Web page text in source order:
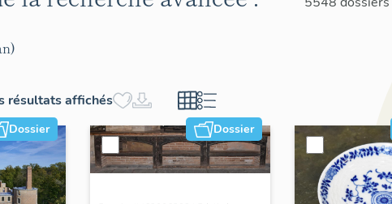
résultats affichés
Dossier Dossier